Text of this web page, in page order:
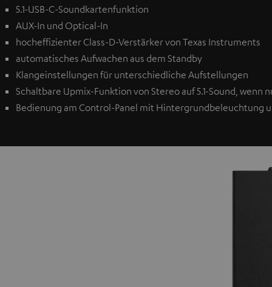
5.1-USB-C-Soundkartenfunktion
AUX-In und Optical-In
hocheffizienter Class-D-Verstärker von Texas Instruments
automatisches Aufwachen aus dem Standby
Klangeinstellungen für unterschiedliche Aufstellungen
Schaltbare Upmix-Funktion von Stereo auf 5.1-Sound, wenn
Bedienung am Control-Panel mit Hintergrundbeleuchtung